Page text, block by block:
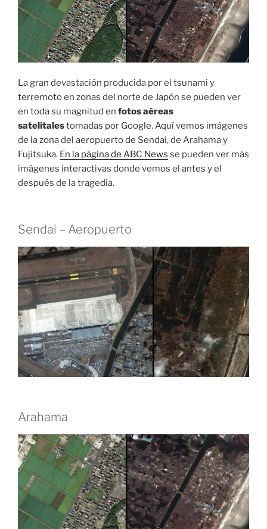
La gran devastación producida por el tsunami y
terremoto en zonas del norte de Japón se pueden ver
en toda su magnitud en fotos aéreas
satelitalestomadas por Google. Aquí vemos imágenes
de la zona del aeropuerto de Sendai, de Arahama y
Fujitsuka. En la página de ABC News se pueden ver más
imágenes interactivas donde vemos el antes y el
después de la tragedia.
Sendai – Aeropuerto
Arahama